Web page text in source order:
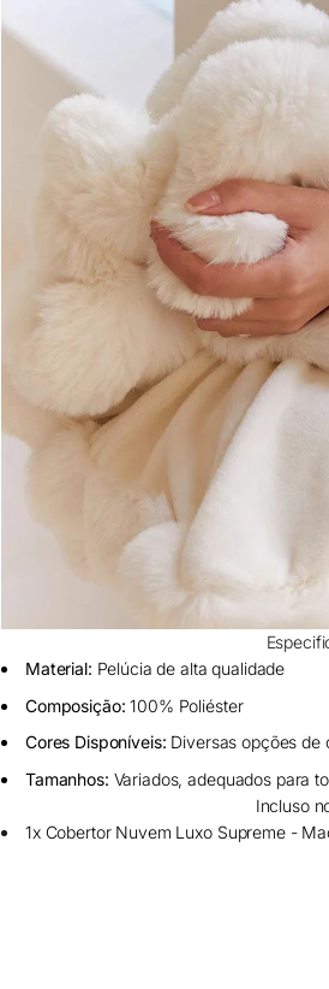
Material: Pelúcia de alta qualidade
Composição: 100% Poliéster
Cores Disponíveis: Diversas opções de
Tamanhos: Variados, adequados para
Incluso
1x Cobertor Nuvem Luxo Supreme -